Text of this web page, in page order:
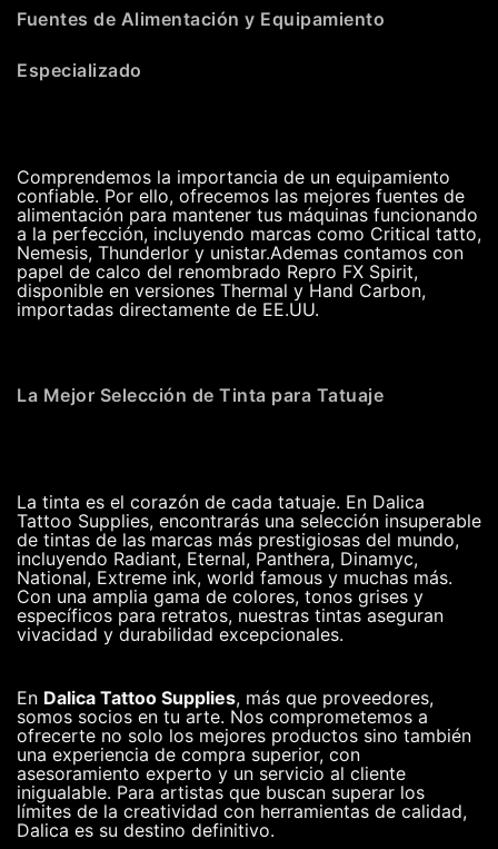
Fuentes de Alimentación y Equipamiento
Especializado
Comprendemos la importancia de un equipamiento
confiable. Por ello, ofrecemos las mejores fuentes de
alimentación para mantener tus máquinas funcionando
a la perfección, incluyendo marcas como Critical tatto,
Nemesis, Thunderlor y unistar.Ademas contamos con
papel de calco del renombrado Repro FX Spirit,
disponible en versiones Thermal y Hand Carbon,
importadas directamente de EE.UU.
La Mejor Selección de Tinta para Tatuaje
La tinta es el corazón de cada tatuaje. En Dalica
Tattoo Supplies, encontrarás una selección insuperable
de tintas de las marcas más prestigiosas del mundo,
incluyendo Radiant, Eternal, Panthera, Dinamyc,
National, Extreme ink, world famous y muchas más.
Con una amplia gama de colores, tonos grises y
específicos para retratos, nuestras tintas aseguran
vivacidad y durabilidad excepcionales.
En Dalica Tattoo Supplies, más que proveedores,
somos socios en tu arte. Nos comprometemos a
ofrecerte no solo los mejores productos sino también
una experiencia de compra superior, con
asesoramiento experto y un servicio al cliente
inigualable. Para artistas que buscan superar los
límites de la creatividad con herramientas de calidad,
Dalica es su destino definitivo.